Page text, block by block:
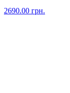
2690.00 грн.